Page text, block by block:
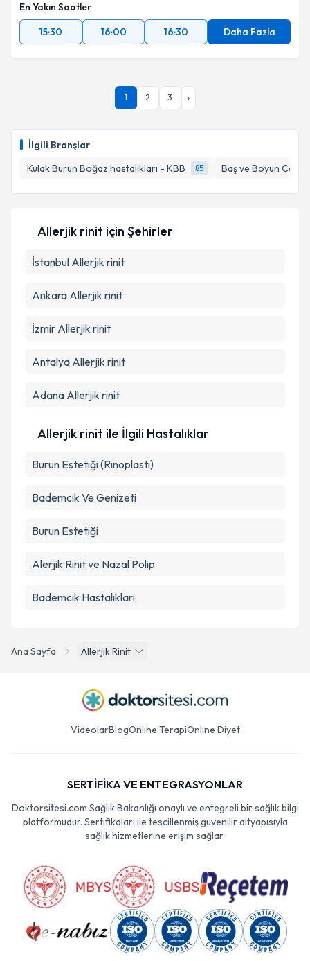
İlgili Branşlar
Kulak Burun Boğaz hastalıkları - KBB
85 Baş ve Boyun
En Yakın Saatler
15:30
16:00 16:30 Daha Fazla
1 2 3 ›
Ana Sayfa Allerjik Rinit
Allerjik rinit için Şehirler
İstanbul Allerjik rinit
Ankara Allerjik rinit
İzmir Allerjik rinit
Antalya Allerjik rinit
Adana Allerjik rinit
Allerjik rinit ile İlgili Hastalıklar
Burun Estetiği (Rinoplasti)
Bademcik Ve Genizeti
Burun Estetiği
Alerjik Rinit ve Nazal Polip
Bademcik Hastalıkları
VideolarBlogOnline TerapiOnline Diyet
SERTİFİKA VE ENTEGRASYONLAR
Doktorsitesi.com Sağlık Bakanlığı onaylı ve entegreli bir sağlık bilgi
platformudur. Sertifikaları ile tescillenmiş güvenilir altyapısıyla
sağlık hizmetlerine erişim sağlar.